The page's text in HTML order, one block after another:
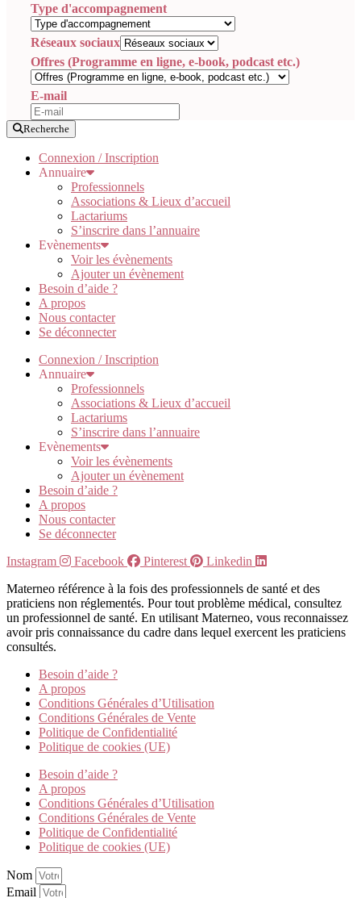
Type d'accompagnement
Réseaux sociaux
Offres (Programme en ligne, e-book, podcast etc.)
E-mail
Recherche
Connexion / Inscription
Annuaire
Professionnels
Associations & Lieux d’accueil
Lactariums
S’inscrire dans l’annuaire
Evènements
Voir les évènements
Ajouter un évènement
Besoin d’aide ?
A propos
Nous contacter
Se déconnecter
Connexion / Inscription
Annuaire
Professionnels
Associations & Lieux d’accueil
Lactariums
S’inscrire dans l’annuaire
Evènements
Voir les évènements
Ajouter un évènement
Besoin d’aide ?
A propos
Nous contacter
Se déconnecter
Instagram
Facebook Pinterest
Linkedin
Materneo référence à la fois des professionnels de santé et des
praticiens non réglementés. Pour tout problème médical, consultez
un professionnel de santé. En utilisant Materneo, vous reconnaissez
avoir pris connaissance du cadre dans lequel exercent les praticiens
consultés.
Besoin d’aide ?
A propos
Conditions Générales d’Utilisation
Conditions Générales de Vente
Politique de Confidentialité
Politique de cookies (UE)
Besoin d’aide ?
A propos
Conditions Générales d’Utilisation
Conditions Générales de Vente
Politique de Confidentialité
Politique de cookies (UE)
Nom
Email